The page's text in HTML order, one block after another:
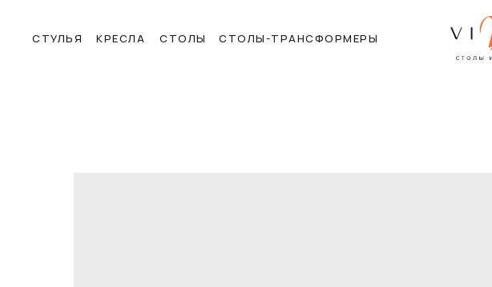
СТУЛЬЯ СТОЛЫ
КРЕСЛА СТОЛЫ-ТРАНСФОРМЕРЫ